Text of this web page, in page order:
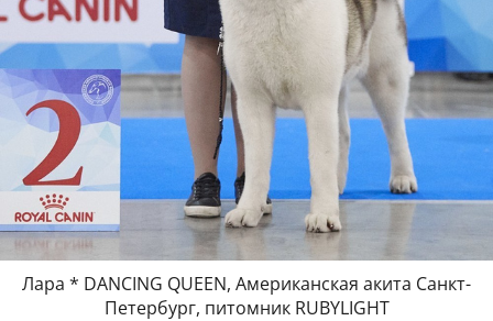
Лара * DANCING QUEEN, Американская акита Санкт-
Петербург, питомник RUBYLIGHT